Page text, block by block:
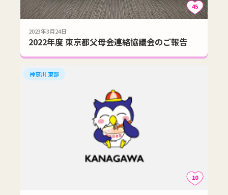
45
2023年3月24日
2022年度 東京都父母会連絡協議会のご報告
神奈川 東部
10